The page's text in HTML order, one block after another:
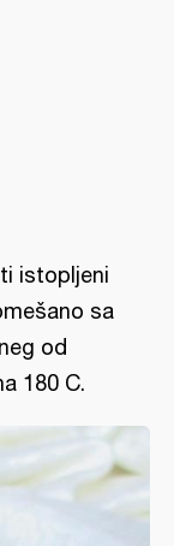
istopljeni
sa
od
180 C.